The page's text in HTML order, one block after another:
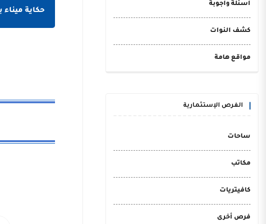
اسئلة واجوبة
كشف النوات
مواقع هامة
الفرص الإستثمارية
ساحات
مكاتب
كافيتريات
فرص أخرى
حكاية ميناء